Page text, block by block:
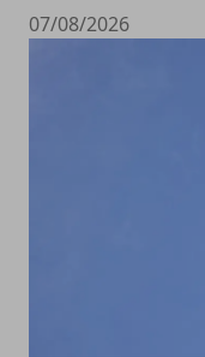
07/08/2026